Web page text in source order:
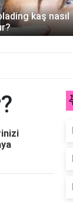
kaş nasıl